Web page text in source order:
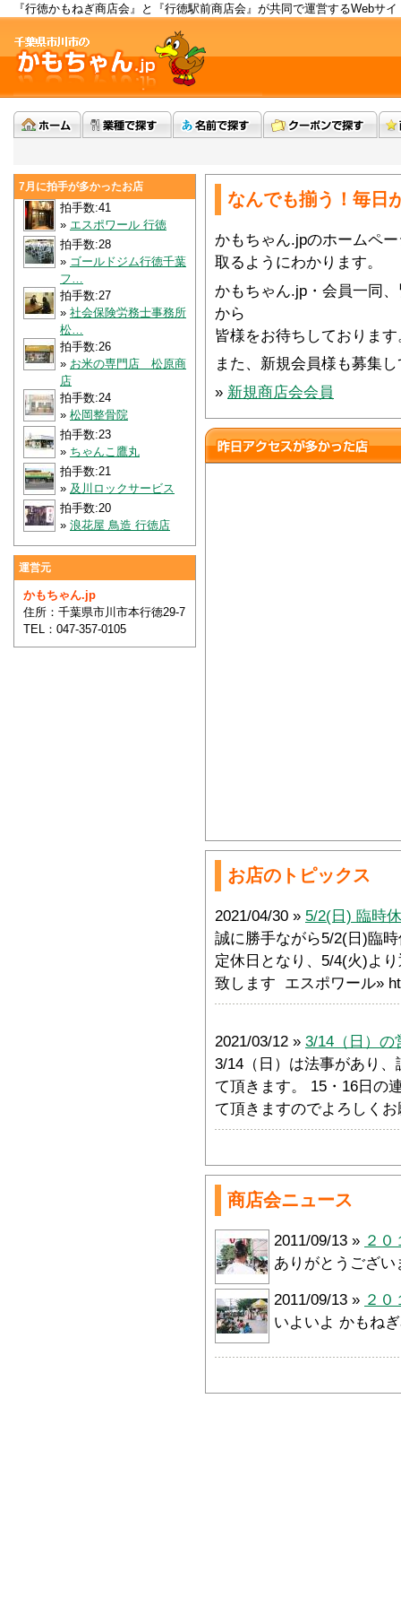
『行徳かもねぎ商店会』と『行徳駅前商店会』が共同で運営するWebサイ
なんでも揃う！毎日
かもちゃん.jpのホームペ
取るようにわかります。
かもちゃん.jp・会員一同
から
皆様をお待ちしております
また、新規会員様も募集
» 新規商店会会員
お店のトピックス
2021/04/30 » 5/2(日) 臨時
誠に勝手ながら5/2(日)臨
定休日となり、5/4(火)よ
致します エスポワール»
2021/03/12 » 3/14（日）の
3/14（日）は法事があり
て頂きます。 15・16日の
て頂きますのでよろし
商店会ニュース
2011/09/13 » ２
ありがとうござ
2011/09/13 » ２
いよいよ かもね
7月に拍手が多かったお店
拍手数:41
» エスポワール 行徳
拍手数:28
» ゴールドジム行徳千葉
フ…
拍手数:27
» 社会保険労務士事務所
松…
拍手数:26
» お米の専門店 松原商
店
拍手数:24
» 松岡整骨院
拍手数:23
» ちゃんこ鷹丸
拍手数:21
» 及川ロックサービス
拍手数:20
» 浪花屋 鳥造 行徳店
運営元
かもちゃん.jp
住所：千葉県市川市本行徳29-7
TEL：047-357-0105